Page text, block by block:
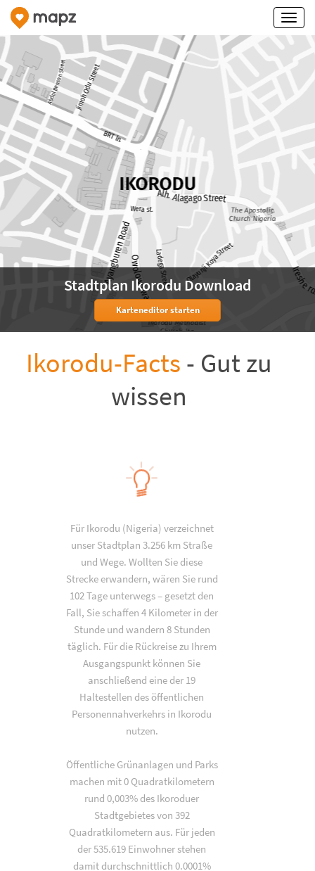
Stadtplan Ikorodu Download
Karteneditor starten
Ikorodu-Facts - Gut zu
wissen
Für Ikorodu (Nigeria) verzeichnet
unser Stadtplan 3.256 km Straße
und Wege. Wollten Sie diese
Strecke erwandern, wären Sie rund
102 Tage unterwegs – gesetzt den
Fall, Sie schaffen 4 Kilometer in der
Stunde und wandern 8 Stunden
täglich. Für die Rückreise zu Ihrem
Ausgangspunkt können Sie
anschließend eine der 19
Haltestellen des öffentlichen
Personennahverkehrs in Ikorodu
nutzen.
Öffentliche Grünanlagen und Parks
machen mit 0 Quadratkilometern
rund 0,003% des Ikoroduer
Stadtgebietes von 392
Quadratkilometern aus. Für jeden
der 535.619 Einwohner stehen
damit durchschnittlich 0.0001%